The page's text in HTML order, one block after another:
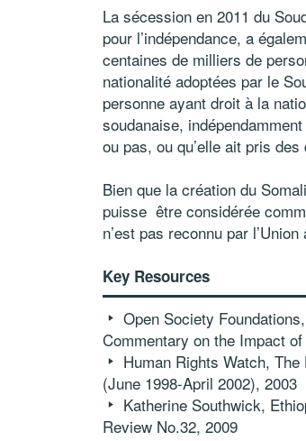
La sécession en 2011 du
pour l’indépendance, a
centaines de milliers de
nationalité adoptées par le
personne ayant droit à la
soudanaise,
ou pas, ou qu’elle ait pris
Bien que la création du
puisse être considérée
n’est pas reconnu par
Key Resources
Open Society
Commentary on the Impact
Human Rights Watch,
(June 1998-April 2002), 2003
Katherine Southwick,
Review No.32, 2009